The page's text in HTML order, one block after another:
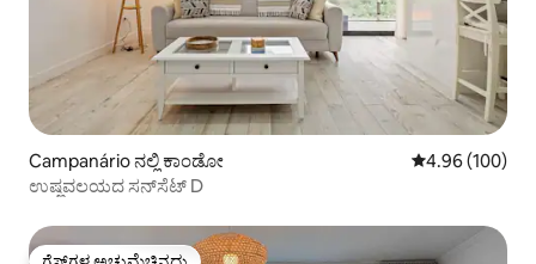
Campanário ನಲ್ಲಿ ಕಾಂಡೋ 5 ರಲ್ಲಿ 4.96
4.96 (100)
ಉಷ್ಣವಲಯದ ಸನ್‌ಸೆಟ್ D